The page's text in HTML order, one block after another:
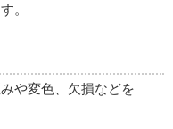
。
や変色、欠損などを